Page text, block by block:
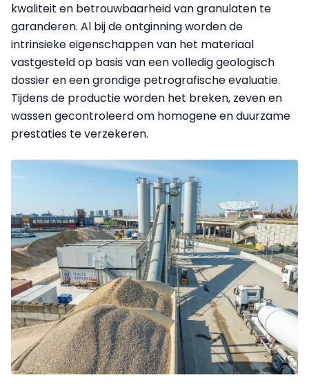
kwaliteit en betrouwbaarheid van granulaten te
garanderen. Al bij de ontginning worden de
intrinsieke eigenschappen van het materiaal
vastgesteld op basis van een volledig geologisch
dossier en een grondige petrografische evaluatie.
Tijdens de productie worden het breken, zeven en
wassen gecontroleerd om homogene en duurzame
prestaties te verzekeren.